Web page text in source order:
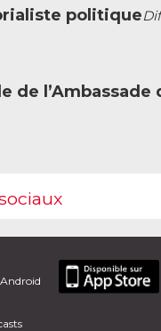
politique
l’Ambassade